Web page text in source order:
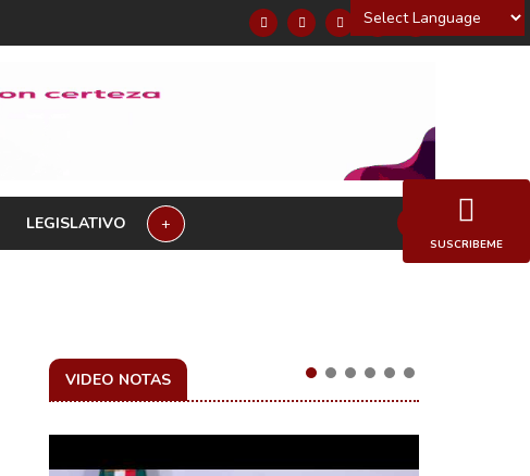
Powered by
LEGISLATIVO +
VIDEO NOTAS
SUSCRIBEME